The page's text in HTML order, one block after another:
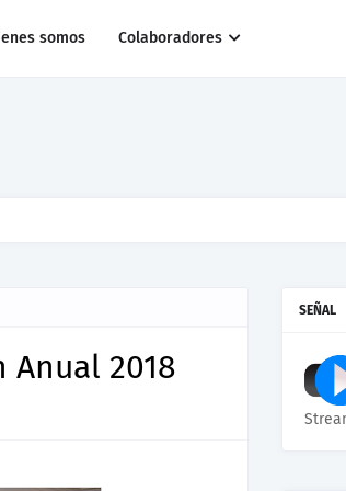
somos Colaboradores
2018
SEÑAL